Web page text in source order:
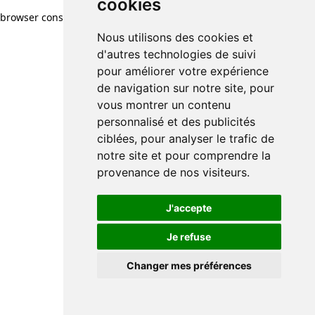
cookies
Nous utilisons des cookies et
d'autres technologies de suivi
pour améliorer votre expérience
de navigation sur notre site, pour
vous montrer un contenu
personnalisé et des publicités
ciblées, pour analyser le trafic de
notre site et pour comprendre la
provenance de nos visiteurs.
J'accepte
Je refuse
Changer mes préférences
browser console for more information)